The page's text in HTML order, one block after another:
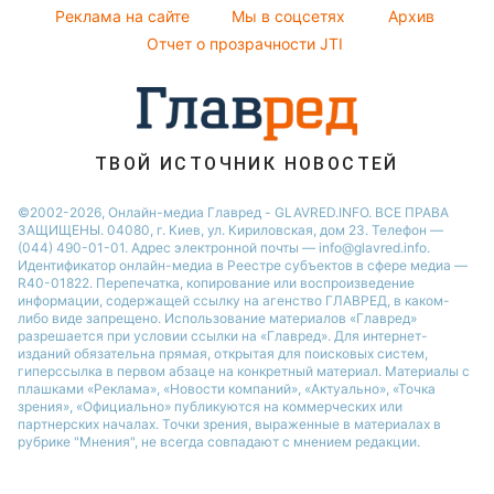
София Ротару
Ольга Сумская
Авто
Реклама на сайте
Мы в соцсетях
Архив
Отчет о прозрачности JTI
ТВОЙ ИСТОЧНИК НОВОСТЕЙ
©2002-2026, Онлайн-медиа Главред - GLAVRED.INFO. ВСЕ ПРАВА
ЗАЩИЩЕНЫ. 04080, г. Киев, ул. Кириловская, дом 23. Телефон —
(044) 490-01-01. Адрес электронной почты — info@glavred.info.
Идентификатор онлайн-медиа в Реестре cубъектов в сфере медиа —
R40-01822. Перепечатка, копирование или воспроизведение
информации, содержащей ссылку на агенство ГЛАВРЕД, в каком-
либо виде запрещено. Использование материалов «Главред»
разрешается при условии ссылки на «Главред». Для интернет-
изданий обязательна прямая, открытая для поисковых систем,
гиперссылка в первом абзаце на конкретный материал. Материалы с
плашками «Реклама», «Новости компаний», «Актуально», «Точка
зрения», «Официально» публикуются на коммерческих или
партнерских началах. Точки зрения, выраженные в материалах в
рубрике "Мнения", не всегда совпадают с мнением редакции.